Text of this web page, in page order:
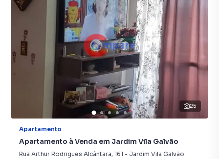
25
Apartamento
Apartamento à Venda em Jardim Vila Galvão
Rua Arthur Rodrigues Alcântara, 161 - Jardim Vila Galvão